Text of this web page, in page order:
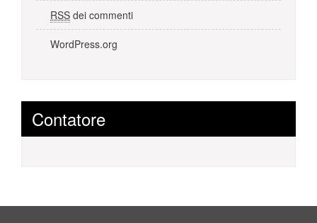
RSS dei commenti
WordPress.org
Contatore